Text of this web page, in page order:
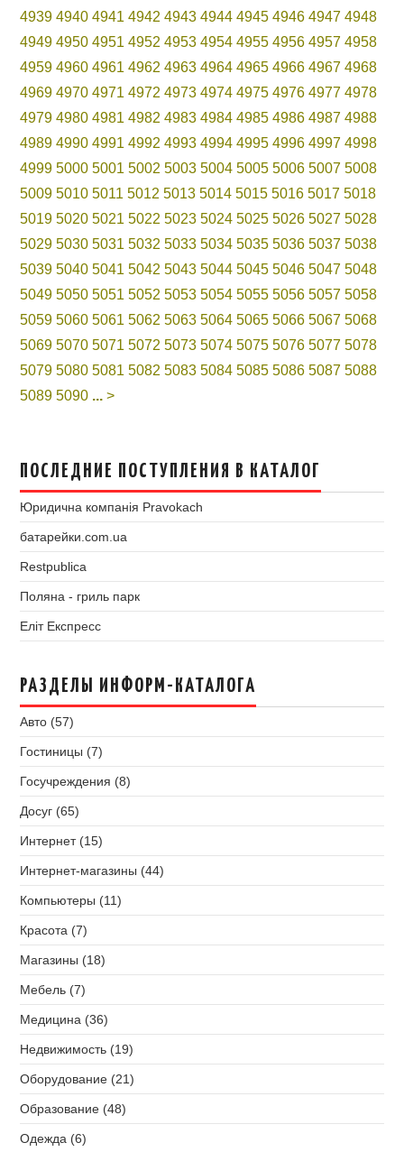
4939 4940 4941 4942 4943 4944 4945 4946 4947 4948
4949 4950 4951 4952 4953 4954 4955 4956 4957 4958
4959 4960 4961 4962 4963 4964 4965 4966 4967 4968
4969 4970 4971 4972 4973 4974 4975 4976 4977 4978
4979 4980 4981 4982 4983 4984 4985 4986 4987 4988
4989 4990 4991 4992 4993 4994 4995 4996 4997 4998
4999 5000 5001 5002 5003 5004 5005 5006 5007 5008
5009 5010 5011 5012 5013 5014 5015 5016 5017 5018
5019 5020 5021 5022 5023 5024 5025 5026 5027 5028
5029 5030 5031 5032 5033 5034 5035 5036 5037 5038
5039 5040 5041 5042 5043 5044 5045 5046 5047 5048
5049 5050 5051 5052 5053 5054 5055 5056 5057 5058
5059 5060 5061 5062 5063 5064 5065 5066 5067 5068
5069 5070 5071 5072 5073 5074 5075 5076 5077 5078
5079 5080 5081 5082 5083 5084 5085 5086 5087 5088
5089 5090 ... >
ПОСЛЕДНИЕ ПОСТУПЛЕНИЯ В КАТАЛОГ
Юридична компанія Pravokach
батарейки.com.ua
Restpublica
Поляна - гриль парк
Еліт Експресс
РАЗДЕЛЫ ИНФОРМ-КАТАЛОГА
Авто (57)
Гостиницы (7)
Госучреждения (8)
Досуг (65)
Интернет (15)
Интернет-магазины (44)
Компьютеры (11)
Красота (7)
Магазины (18)
Мебель (7)
Медицина (36)
Недвижимость (19)
Оборудование (21)
Образование (48)
Одежда (6)